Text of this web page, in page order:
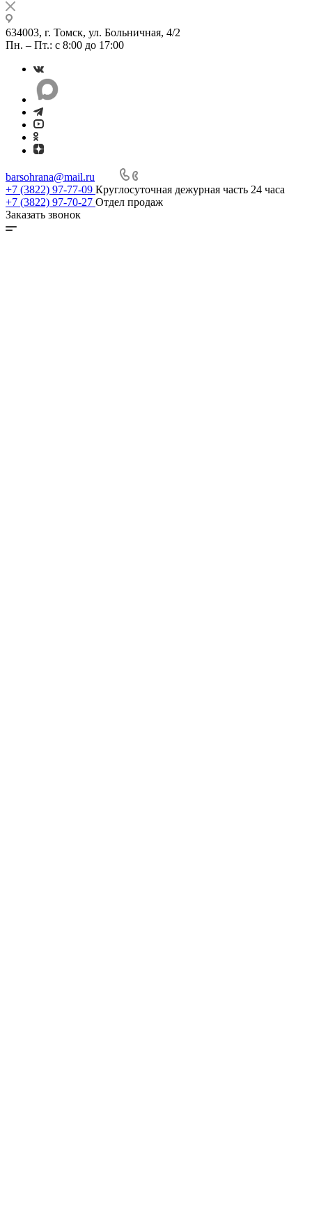
634003, г. Томск, ул. Больничная, 4/2
Пн. – Пт.: с 8:00 до 17:00
barsohrana@mail.ru
+7 (3822) 97-77-09 Круглосуточная дежурная часть 24 часа
+7 (3822) 97-70-27 Отдел продаж
Заказать звонок